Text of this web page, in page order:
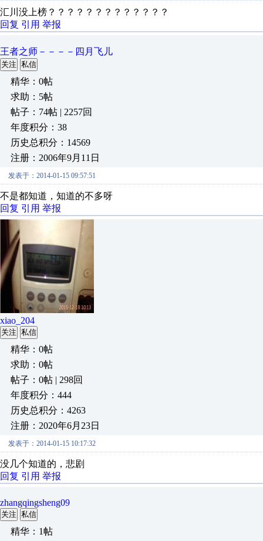
汇川没上榜？？？？？？？？？？？？？
回复 引用 举报
王者之师－－－－四月飞儿
关注 私信
精华：0帖
求助：5帖
帖子：74帖 | 2257回
年度积分：38
历史总积分：14569
注册：2006年9月11日
发表于：2014-01-15 09:57:51
不是都知道，知道的不多呀
回复 引用 举报
xiao_204
关注 私信
精华：0帖
求助：0帖
帖子：0帖 | 298回
年度积分：444
历史总积分：4263
注册：2020年6月23日
发表于：2014-01-15 10:17:32
没几个知道的，悲剧
回复 引用 举报
zhangqingsheng09
关注 私信
精华：1帖